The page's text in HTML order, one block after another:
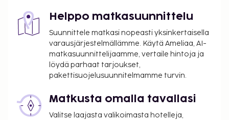
Helppo matkasuunnittelu
Suunnittele matkasi nopeasti yksinkertaisella
varausjärjestelmällämme. Käytä Ameliaa, AI-
matkasuunnittelijaamme, vertaile hintoja ja
löydä parhaat tarjoukset,
pakettisuojelusuunnitelmamme turvin.
Matkusta omalla tavallasi
Valitse laajasta valikoimasta hotelleja,